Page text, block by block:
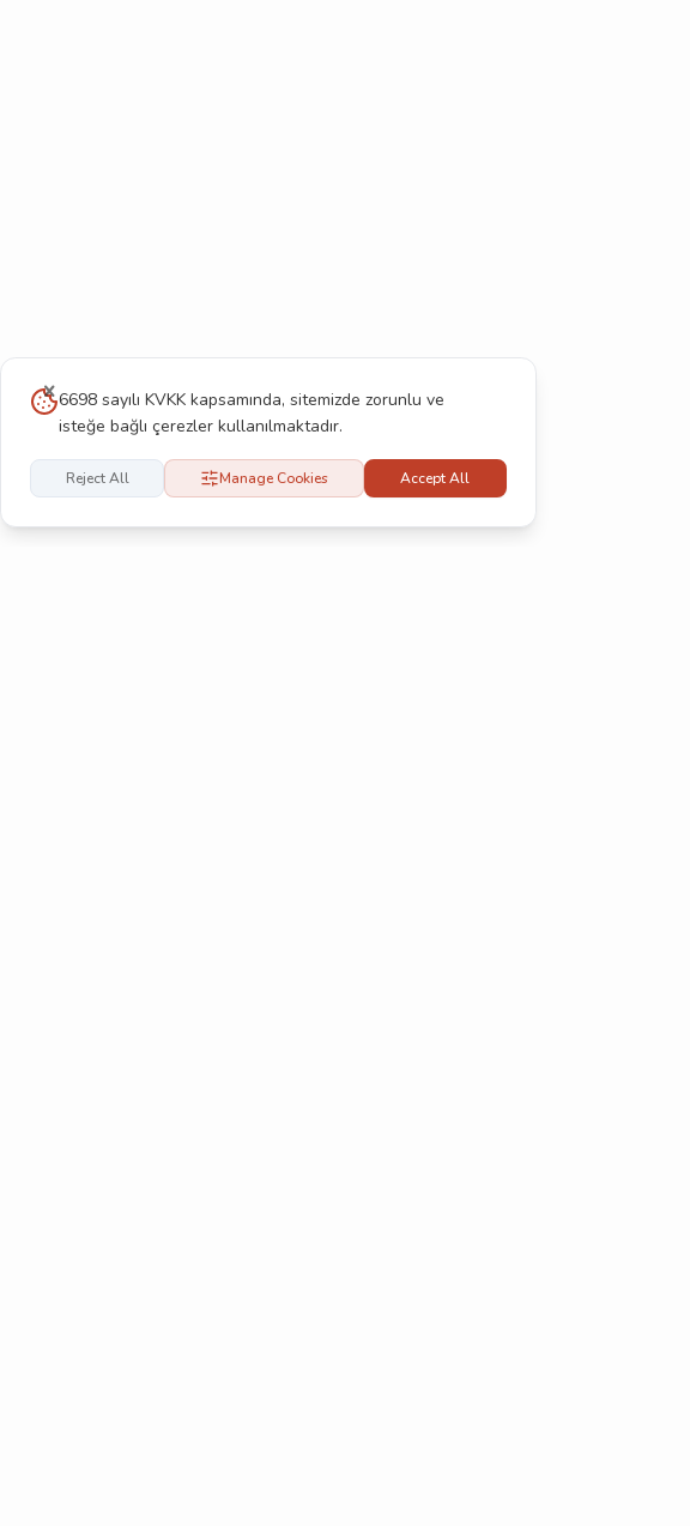
6698 sayılı KVKK kapsamında, sitemizde zorunlu ve
isteğe bağlı çerezler kullanılmaktadır.
Reject All Manage Cookies Accept All